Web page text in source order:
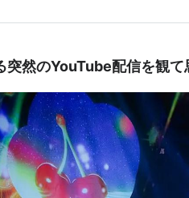
然のYouTube配信を観て